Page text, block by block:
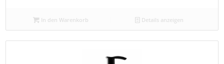
In den Warenkorb Details anzeigen